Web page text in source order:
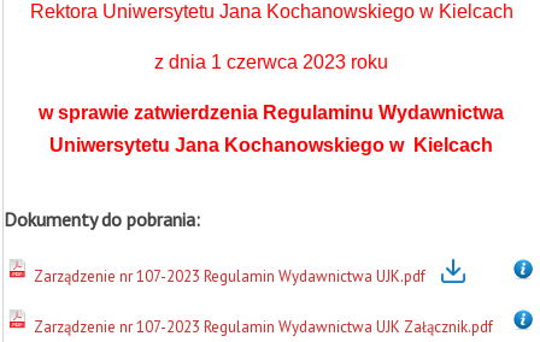
Rektora Uniwersytetu Jana Kochanowskiego w Kielcach
z dnia 1 czerwca 2023 roku
w sprawie zatwierdzenia Regulaminu Wydawnictwa
Uniwersytetu Jana Kochanowskiego w Kielcach
Dokumenty do pobrania:
Zarządzenie nr 107-2023 Regulamin Wydawnictwa UJK.pdf
Zarządzenie nr 107-2023 Regulamin Wydawnictwa UJK Załącznik.pdf